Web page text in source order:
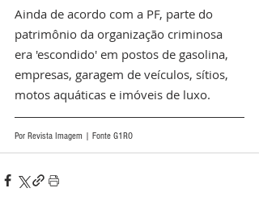
Ainda de acordo com a PF, parte do
patrimônio da organização criminosa
era 'escondido' em postos de gasolina,
empresas, garagem de veículos, sítios,
motos aquáticas e imóveis de luxo.
Por Revista Imagem | Fonte G1RO